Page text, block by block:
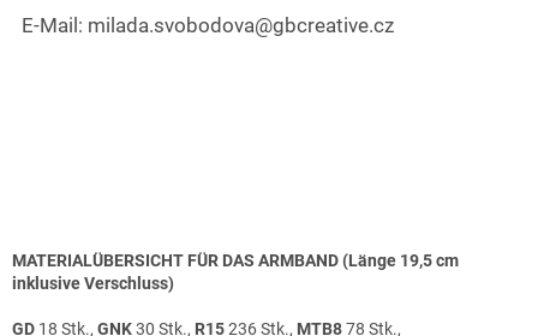
E-Mail: milada.svobodova@gbcreative.cz
MATERIALÜBERSICHT FÜR DAS ARMBAND(Länge 19,5 cm
inklusive Verschluss)
GD 18 Stk., GNK30 Stk., R15236 Stk., MTB878 Stk.,